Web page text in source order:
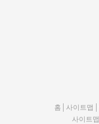
홈 사이트맵
사이트맵